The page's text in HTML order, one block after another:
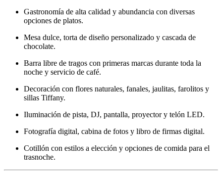
Gastronomía de alta calidad y abundancia con diversas
opciones de platos.
Mesa dulce, torta de diseño personalizado y cascada de
chocolate.
Barra libre de tragos con primeras marcas durante toda la
noche y servicio de café.
Decoración con flores naturales, fanales, jaulitas, farolitos y
sillas Tiffany.
Iluminación de pista, DJ, pantalla, proyector y telón LED.
Fotografía digital, cabina de fotos y libro de firmas digital.
Cotillón con estilos a elección y opciones de comida para el
trasnoche.